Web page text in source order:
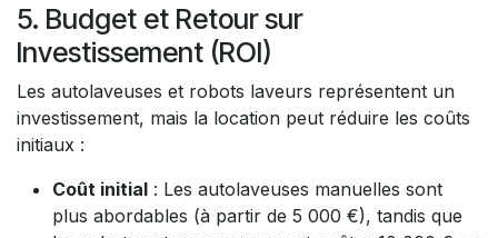
5. Budget et Retour sur
Investissement (ROI)
Les autolaveuses et robots laveurs représentent un
investissement, mais la location peut réduire les coûts
initiaux :
Coût initial : Les autolaveuses manuelles sont
plus abordables (à partir de 5 000 €), tandis que